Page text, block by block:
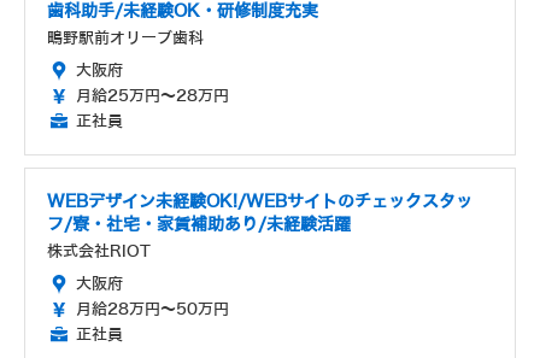
歯科助手/未経験OK・研修制度充実
鴫野駅前オリーブ歯科
大阪府
月給25万円～28万円
正社員
WEBデザイン未経験OK!/WEBサイトのチェックスタッ
フ/寮・社宅・家賃補助あり/未経験活躍
株式会社RIOT
大阪府
月給28万円～50万円
正社員